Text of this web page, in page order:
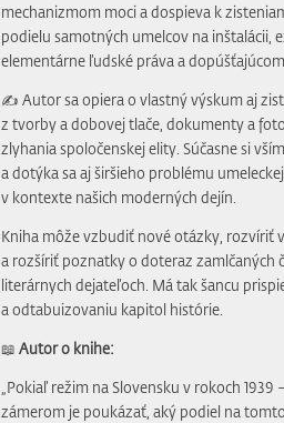
mechanizmom moci a dospieva k
podielu samotných umelcov na inštalácii,
elementárne ľudské práva a
✍️ Autor sa opiera o vlastný výskum aj
z tvorby a dobovej tlače, dokumenty a
zlyhania spoločenskej elity. Súčasne si
a dotýka sa aj širšieho problému
v kontexte našich moderných dejín.
Kniha môže vzbudiť nové otázky, rozvíriť
a rozšíriť poznatky o doteraz zamlčaných
literárnych dejateľoch. Má tak šancu
a odtabuizovaniu kapitol histórie.
📖 Autor o knihe:
„Pokiaľ režim na Slovensku v rokoch
zámerom je poukázať, aký podiel na